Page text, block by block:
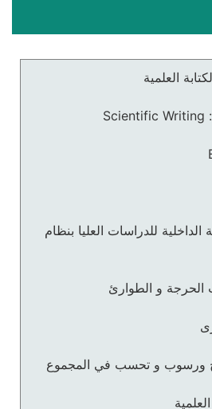
العلمية
:
Scientific Writing
الداخلية للدراسات العليا بنظام
الحرجة و الطوارئ
ورسوب و تحسب في المجموع